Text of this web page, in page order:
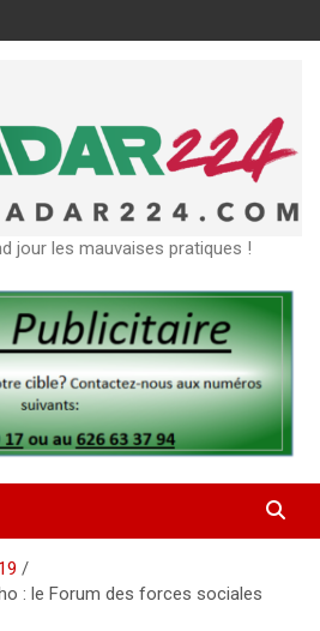
jour les mauvaises pratiques !
19
: le Forum des forces sociales